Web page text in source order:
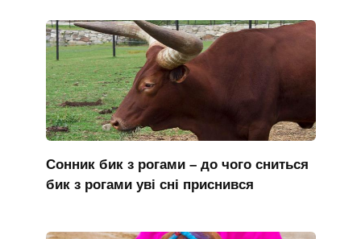
Сонник бик з рогами – до чого сниться
бик з рогами уві сні приснився